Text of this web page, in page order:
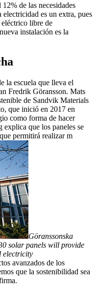
de las necesidades
electricidad es un extra, pues
libre de
instalación es la
la escuela que lleva el
Fredrik Göransson. Mats
de Sandvik Materials
que inició en 2017 en
como forma de hacer
que los paneles se
permitirá realizar m
Göranssonska
solar panels will provide
electricity
avanzados de los
que la sostenibilidad sea